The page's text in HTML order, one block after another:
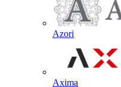
Azori
Axima